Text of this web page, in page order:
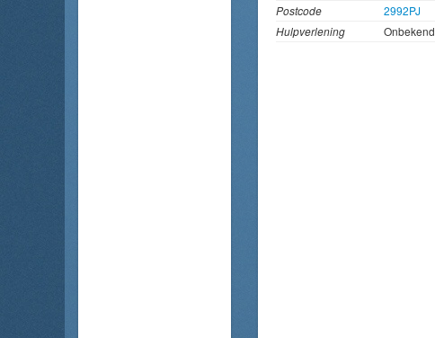
Postcode
2992PJ
Hulpverlening
Onbekend